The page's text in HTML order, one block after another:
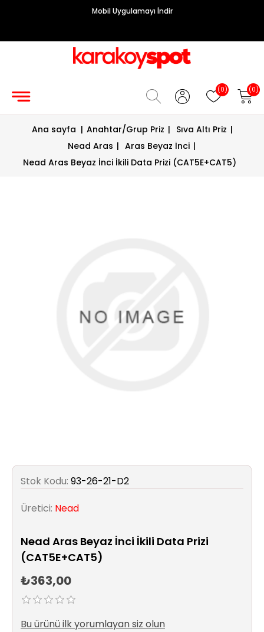
Mobil Uygulamayı İndir
(0) (0)
Grup
Sigorta/
Enerji
Elektrikli
Araç Şarj
İstasyonları
Sıhhi
Tesisat
Sistemleri
Ürün
Katalog/Liste
Fiyatları
Ana sayfa | Anahtar/Grup Priz | Sıva Altı Priz |
Nead Aras | Aras Beyaz İnci |
Nead Aras Beyaz İnci İkili Data Prizi (CAT5E+CAT5)
Stok Kodu: 93-26-21-D2
Üretici: Nead
Nead Aras Beyaz İnci İkili Data Prizi
(CAT5E+CAT5)
₺363,00
Bu ürünü ilk yorumlayan siz olun